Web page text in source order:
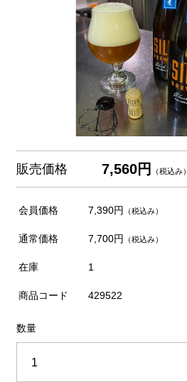
販売価格 7,560円 （税込み）
会員価格 7,390円 （税込み）
通常価格 7,700円 （税込み）
在庫 1
商品コード 429522
数量